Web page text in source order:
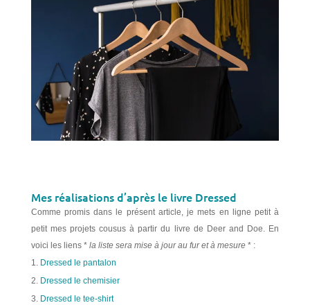
Mes réalisations d’après le livre Dressed
Comme promis dans le présent article, je mets en ligne petit à
petit mes projets cousus à partir du livre de Deer and Doe. En
voici les liens * la liste sera mise à jour au fur et à mesure* :
Dressed le pantalon
Dressed le chemisier
Dressed le tee-shirt